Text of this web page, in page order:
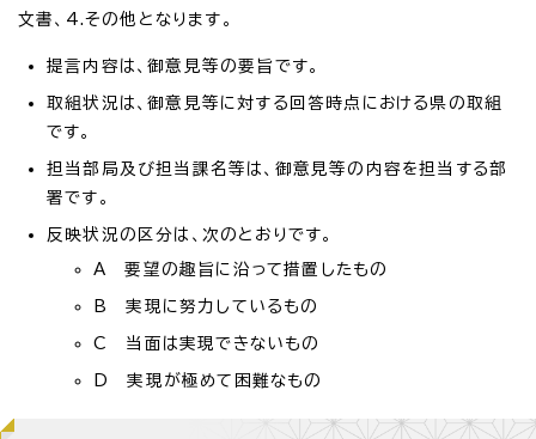
文書、4.その他となります。
提言内容は、御意見等の要旨です。
取組状況は、御意見等に対する回答時点における県の取組
です。
担当部局及び担当課名等は、御意見等の内容を担当する部
署です。
反映状況の区分は、次のとおりです。
A 要望の趣旨に沿って措置したもの
B 実現に努力しているもの
C 当面は実現できないもの
D 実現が極めて困難なもの